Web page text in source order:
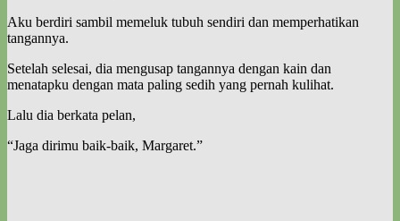
Aku berdiri sambil memeluk tubuh sendiri dan memperhatikan
tangannya.
Setelah selesai, dia mengusap tangannya dengan kain dan
menatapku dengan mata paling sedih yang pernah kulihat.
Lalu dia berkata pelan,
“Jaga dirimu baik-baik, Margaret.”